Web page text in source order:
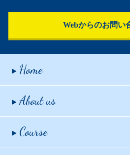
Webからのお問い
Home
About us
Course